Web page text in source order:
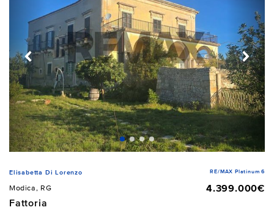
Elisabetta Di Lorenzo RE/MAX Platinum 6
Modica, RG
4.399.000€
Fattoria